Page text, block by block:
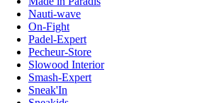
Nauti-wave
On-Fight
Padel-Expert
Pecheur-Store
Slowood Interior
Smash-Expert
Sneak'In